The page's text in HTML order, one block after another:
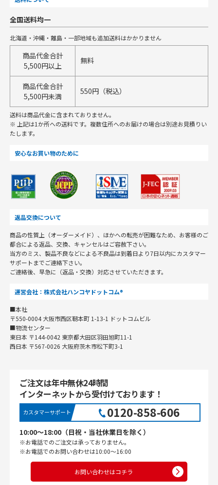
全国送料均一
北海道・沖縄・離島・一部地域も追加送料はかかりません
商品代金合計
5,500円以上
無料
商品代金合計
5,500円未満
550円（税込）
送料は商品代金に含まれておりません。
※ 上記は1か所への送料です。複数住所へのお届けの場合は別途お見積りい
たします。
安心なお買い物のために
返品交換について
商品の性質上（オーダーメイド）、ほかへの転売が困難なため、お客様のご
都合による返品、交換、キャンセルはご容赦下さい。
当方のミス、製品不良などによる不良品は到着日より7日以内にカスタマー
サポートまでご連絡下さい。
ご連絡後、早急に（返品・交換）対応させていただきます。
運営会社：株式会社ハンコヤドットコム®
■本社
〒550-0004 大阪市西区靭本町 1-13-1 ドットコムビル
■物流センター
東日本 〒144-0042 東京都大田区羽田旭町11-1
西日本 〒567-0026 大阪府茨木市松下町3-1
ご注文は年中無休24時間
インターネットから受付けております！
カスタマーサポート 0120-858-606
10:00〜18:00（日祝・当社休業日を除く）
※お電話でのご注文は承っておりません。
※お電話でのお問い合わせは10:00〜16:00
お問い合わせはコチラ